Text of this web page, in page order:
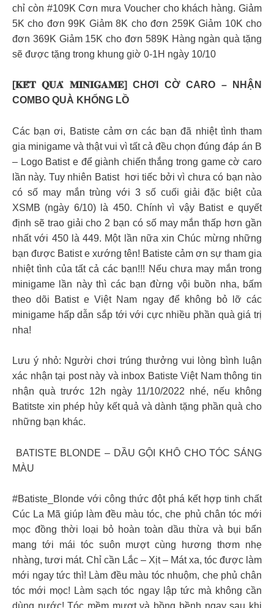
chỉ còn #109K Cơn mưa Voucher cho khách hàng. Giảm
5K cho đơn 99K Giảm 8K cho đơn 259K Giảm 10K cho
đơn 369K Giảm 15K cho đơn 589K Hàng ngàn quà tặng
sẽ được tặng trong khung giờ 0-1H ngày 10/10
[𝐊𝐄̂́𝐓 𝐐𝐔𝐀̉ 𝐌𝐈𝐍𝐈𝐆𝐀𝐌𝐄] CHƠI CỜ CARO – NHẬN
COMBO QUÀ KHỔNG LỒ
Các bạn ơi, Batiste cảm ơn các bạn đã nhiệt tình tham
gia minigame và thật vui vì tất cả đều chọn đúng đáp án B
– Logo Batist e để giành chiến thắng trong game cờ caro
lần này. Tuy nhiên Batist hơi tiếc bởi vì chưa có bạn nào
có số may mắn trùng với 3 số cuối giải đặc biệt của
XSMB (ngày 6/10) là 450. Chính vì vậy Batist e quyết
định sẽ trao giải cho 2 bạn có số may mắn thấp hơn gần
nhất với 450 là 449. Một lần nữa xin Chúc mừng những
bạn được Batist e xướng tên! Batiste cảm ơn sự tham gia
nhiệt tình của tất cả các bạn!!! Nếu chưa may mắn trong
minigame lần này thì các bạn đừng vội buồn nha, bấm
theo dõi Batist e Việt Nam ngay để không bỏ lỡ các
minigame hấp dẫn sắp tới với cực nhiều phần quà giá trị
nha!
Lưu ý nhỏ: Người chơi trúng thưởng vui lòng bình luận
xác nhận tại post này và inbox Batiste Việt Nam thông tin
nhận quà trước 12h ngày 11/10/2022 nhé, nếu không
Batitste xin phép hủy kết quả và dành tặng phần quà cho
những bạn khác.
️ BATISTE BLONDE – DẦU GỘI KHÔ CHO TÓC SÁNG
MÀU
#Batiste_Blonde với công thức đột phá kết hợp tinh chất
Cúc La Mã giúp làm đều màu tóc, che phủ chân tóc mới
mọc đồng thời loại bỏ hoàn toàn dầu thừa và bụi bẩn
mang tới mái tóc suôn mượt cùng hương thơm nhẹ
nhàng, tươi mát. Chỉ cần Lắc – Xịt – Mát xa, tóc được làm
mới ngay tức thì! Làm đều màu tóc nhuộm, che phủ chân
tóc mới mọc! Làm sạch tóc ngay lập tức mà không cần